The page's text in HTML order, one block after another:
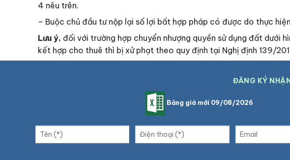
4 nêu trên.
– Buộc chủ đầu tư nộp lại số lợi bất hợp pháp có được do thực
Lưu ý, đối với trường hợp chuyển nhượng quyền sử dụng đất dưới
kết hợp cho thuê thì bị xử phạt theo quy định tại Nghị định 139/
ĐĂNG KÝ
Bảng giá mới 09/08/2026